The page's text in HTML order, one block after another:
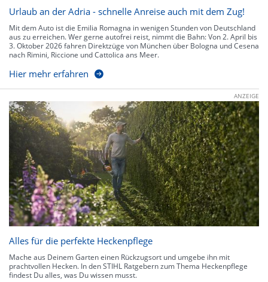
Urlaub an der Adria - schnelle Anreise auch mit dem Zug!
Mit dem Auto ist die Emilia Romagna in wenigen Stunden von Deutschland
aus zu erreichen. Wer gerne autofrei reist, nimmt die Bahn: Von 2. April bis
3. Oktober 2026 fahren Direktzüge von München über Bologna und Cesena
nach Rimini, Riccione und Cattolica ans Meer.
Hier mehr erfahren
ANZEIGE
Alles für die perfekte Heckenpflege
Mache aus Deinem Garten einen Rückzugsort und umgebe ihn mit
prachtvollen Hecken. In den STIHL Ratgebern zum Thema Heckenpflege
findest Du alles, was Du wissen musst.